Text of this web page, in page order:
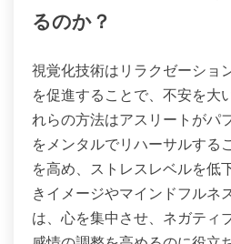
技術は、パフォーマンスをメ
のサポートは帰属意識を育み
メンタルの健康を促進します。
視覚化技術はどのよ
るのか？
視覚化技術はリラクゼーショ